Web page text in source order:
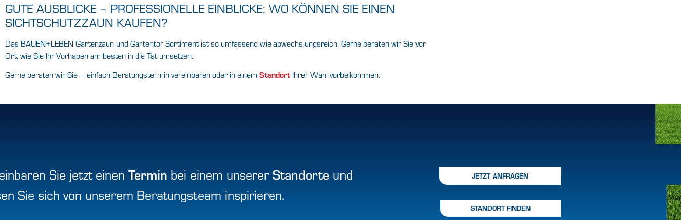
GUTE AUSBLICKE – PROFESSIONELLE EINBLICKE: WO KÖNNEN SIE EINEN
SICHTSCHUTZZAUN KAUFEN?
Das BAUEN+LEBEN Gartenzaun und Gartentor Sortiment ist so umfassend wie abwechslungsreich. Gerne beraten wir Sie vor
Ort, wie Sie Ihr Vorhaben am besten in die Tat umsetzen.
Gerne beraten wir Sie – einfach Beratungstermin vereinbaren oder in einem Standort Ihrer Wahl vorbeikommen.
Sie jetzt einen Termin bei einem unserer Standorte und
Sie sich von unserem Beratungsteam inspirieren.
JETZT ANFRAGEN
STANDORT FINDEN